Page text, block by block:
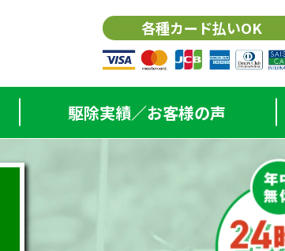
各種カード払いOK
駆除実績／お客様の声